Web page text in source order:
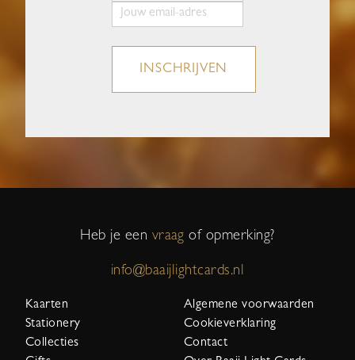
INSCHRIJVEN
Heb je een vraag of opmerking?
info@baaijlightcards.nl
Kaarten
Stationery
Collecties
Algemene voorwaarden
Cookieverklaring
Contact